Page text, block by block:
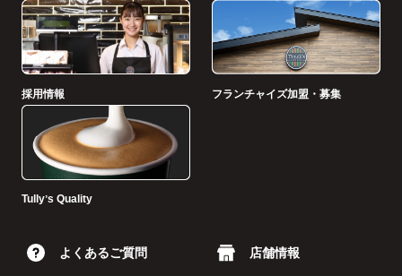
採用情報 フランチャイズ加盟・募集
Tullyʼs Quality
よくあるご質問 店舗情報